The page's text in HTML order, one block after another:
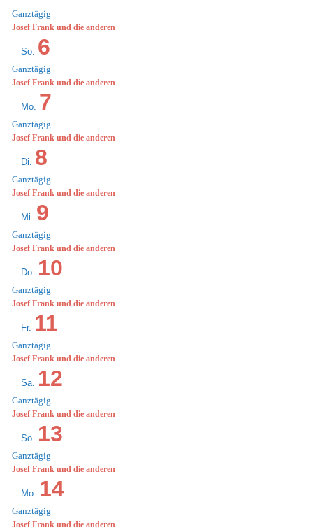
Ganztägig
Josef Frank und die anderen
So. 6
Ganztägig
Josef Frank und die anderen
Mo. 7
Ganztägig
Josef Frank und die anderen
Di. 8
Ganztägig
Josef Frank und die anderen
Mi. 9
Ganztägig
Josef Frank und die anderen
Do. 10
Ganztägig
Josef Frank und die anderen
Fr. 11
Ganztägig
Josef Frank und die anderen
Sa. 12
Ganztägig
Josef Frank und die anderen
So. 13
Ganztägig
Josef Frank und die anderen
Mo. 14
Ganztägig
Josef Frank und die anderen